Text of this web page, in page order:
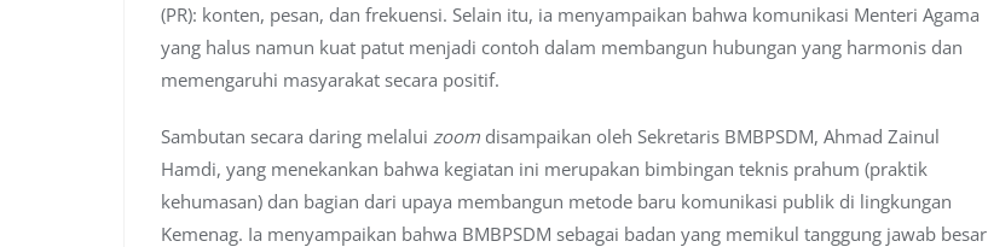
(PR): konten, pesan, dan frekuensi. Selain itu, ia menyampaikan bahwa komunikasi Menteri Agama
yang halus namun kuat patut menjadi contoh dalam membangun hubungan yang harmonis dan
memengaruhi masyarakat secara positif.
Sambutan secara daring melalui zoom disampaikan oleh Sekretaris BMBPSDM, Ahmad Zainul
Hamdi, yang menekankan bahwa kegiatan ini merupakan bimbingan teknis prahum (praktik
kehumasan) dan bagian dari upaya membangun metode baru komunikasi publik di lingkungan
Kemenag. Ia menyampaikan bahwa BMBPSDM sebagai badan yang memikul tanggung jawab besar